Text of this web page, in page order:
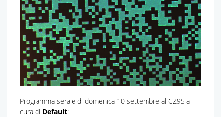
Programma serale di domenica 10 settembre al CZ95 a
cura di Default: